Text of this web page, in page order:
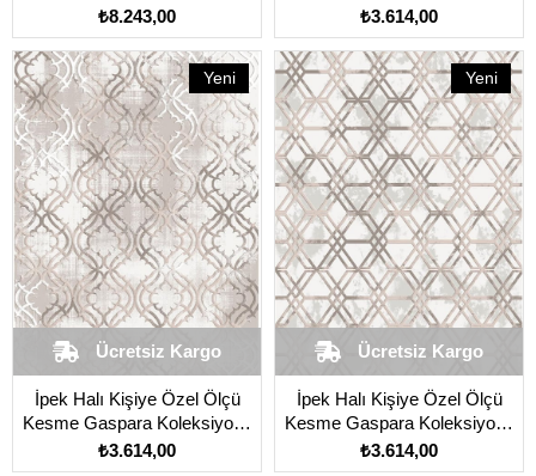
14508 Bej
₺8.243,00
14557 Bej
₺3.614,00
İpek Halı Kişiye Özel Ölçü
Kesme Gaspara Koleksiyonu
14559 Bej
₺3.614,00
Ücretsiz Kargo
Yeni
Ürün
İpek Halı Kişiye Özel Ölçü
Kesme Gaspara Koleksiyonu
14568 Bej
₺3.614,00
Ücretsiz Kargo
Yeni
Ürün